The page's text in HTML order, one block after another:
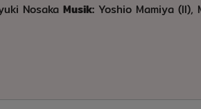
Nosaka Musik: Yoshio Mamiya (II),